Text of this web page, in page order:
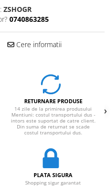
ZSHOGR
0740863285
Cere informatii
RETURNARE PRODUSE
14 zile de la primirea produsului
Mentiuni: costul transportului dus -
intors este suportat de catre client.
Din suma de returnat se scade
costul transportului dus.
PLATA SIGURA
Shopping sigur garantat